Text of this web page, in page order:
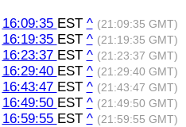
16:09:35 EST ^ (21:09:35 GMT)
16:19:35 EST ^ (21:19:35 GMT)
16:23:37 EST ^ (21:23:37 GMT)
16:29:40 EST ^ (21:29:40 GMT)
16:43:47 EST ^ (21:43:47 GMT)
16:49:50 EST ^ (21:49:50 GMT)
16:59:55 EST ^ (21:59:55 GMT)